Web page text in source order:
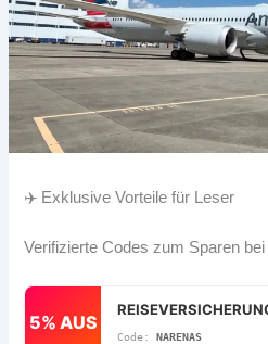
✈️ Exklusive Vorteile für Leser
Verifizierte Codes zum Sparen
5% AUS
NARENAS